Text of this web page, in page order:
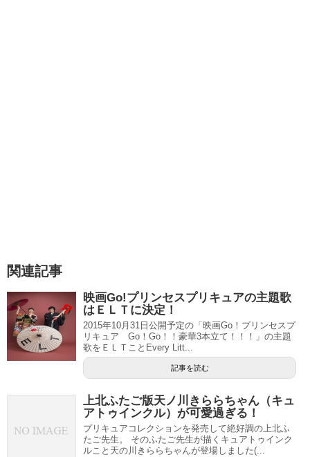
関連記事
映画Go!プリンセスプリキュアの主題歌
はＥＬＴに決定！
2015年10月31日公開予定の「映画Go！プリンセスプ
リキュア Go！Go！！豪華3本立て！！！」の主題
歌をＥＬＴことEvery Litt...
記事を読む
上北ふたご版天ノ川きららちゃん（キュ
アトゥインクル）が可愛過ぎる！
プリキュアコレクションを発売して絶好調の上北ふ
たご先生。 そのふたご先生が描くキュアトゥインク
ルこと天の川きららちゃんが登場しました(...